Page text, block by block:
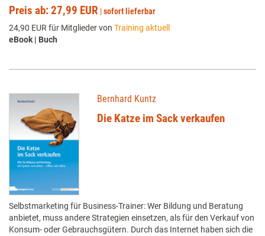
Preis ab: 27,99 EUR |sofort lieferbar
24,90 EUR für Mitglieder von Training aktuell
eBook | Buch
Bernhard Kuntz
Die Katze im Sack verkaufen
Selbstmarketing für Business-Trainer: Wer Bildung und Beratung
anbietet, muss andere Strategien einsetzen, als für den Verkauf von
Konsum- oder Gebrauchsgütern. Durch das Internet haben sich die